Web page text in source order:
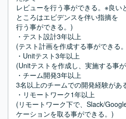
レビューを行う事ができる。※良い
ところはエビデンスを伴い指摘を
行う事ができる。)
・テスト設計3年以上
(テスト計画を作成する事ができる
・Unitテスト3年以上
(Unitテストを作成し、実施する事
・チーム開発3年以上
3名以上のチームでの開発経験があ
・リモートワーク1年以上
(リモートワーク下で、Slack/
ケーションを取る事ができる。)